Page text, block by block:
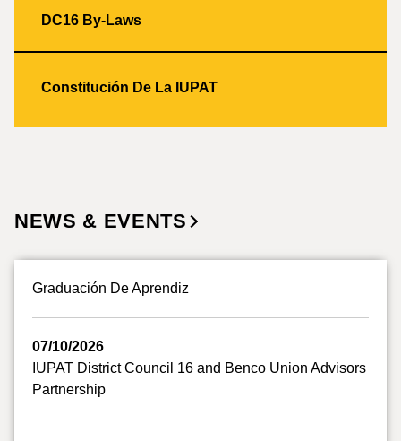
DC16 By-Laws
Constitución De La IUPAT
NEWS & EVENTS
Graduación De Aprendiz
07/10/2026
IUPAT District Council 16 and Benco Union Advisors
Partnership